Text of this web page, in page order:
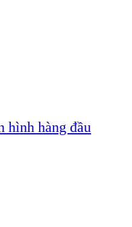
hình hàng đầu